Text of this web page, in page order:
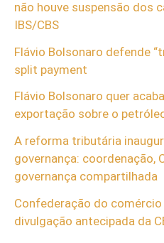
não houve suspensão dos
IBS/CBS
Flávio Bolsonaro defende
split payment
Flávio Bolsonaro quer
exportação sobre o
A reforma tributária
governança: coordenação,
governança compartilhada
Confederação do
divulgação antecipada da